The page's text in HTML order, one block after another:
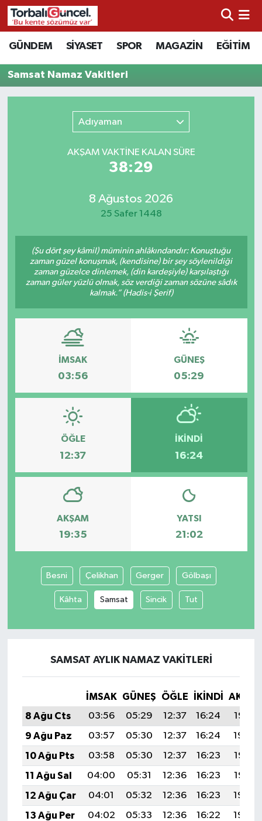
GÜNDEM SİYASET SPOR MAGAZİN EĞİTİM
Samsat Namaz Vakitleri
Adıyaman
AKŞAM VAKTİNE KALAN SÜRE
38:29
8 Ağustos 2026
25 Safer 1448
(Şu dört şey kâmil) müminin ahlâkındandır: Konuştuğu
zaman güzel konuşmak, (kendisine) bir şey söylenildiği
zaman güzelce dinlemek, (din kardeşiyle) karşılaştığı
zaman güler yüzlü olmak, söz verdiği zaman sözüne sâdık
kalmak.” (Hadis-i Şerif)
İMSAK
03:56
GÜNEŞ
05:29
ÖĞLE
12:37
İKINDI
16:24
AKŞAM
19:35
YATSI
21:02
Besni Çelikhan Gerger Gölbaşı
Kâhta Samsat Sincik Tut
SAMSAT AYLIK NAMAZ VAKITLERI
İMSAK GÜNEŞ ÖĞLE İKINDI
8 Ağu Cts
03:56 05:29 12:37 16:24
19:35
9 Ağu Paz
03:57 05:30 12:37 16:24
19:34
10 Ağu Pts
03:58 05:30 12:37 16:23
19:33
11 Ağu Sal
04:00 05:31 12:36 16:23
19:32
12 Ağu Çar
04:01 05:32 12:36 16:23
19:30
13 Ağu Per
04:02 05:33 12:36 16:22
19:29
İzmir Nöbetçi Eczaneler
İzmir Hava Durumu
İzmir Trafik Yoğunluk Haritası
Süper Lig Puan Durumu ve Fikstür
Tüm Manşetler
Haber Arşivi